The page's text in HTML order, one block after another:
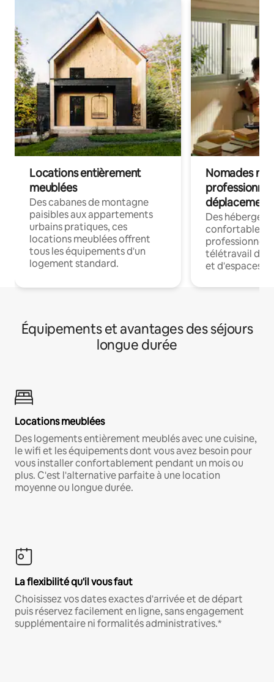
Locations entièrement
meublées
Des cabanes de montagne
paisibles aux appartements
urbains pratiques, ces
locations meublées offrent
tous les équipements d'un
logement standard.
Nomades
déplacement
Des
confortables
professionnels
télétravail
et d'espaces
Équipements et avantages des séjours
longue durée
Locations meublées
Des logements entièrement meublés avec une cuisine,
le wifi et les équipements dont vous avez besoin pour
vous installer confortablement pendant un mois ou
plus. C'est l'alternative parfaite à une location
moyenne ou longue durée.
La flexibilité qu'il vous faut
Choisissez vos dates exactes d'arrivée et de départ
puis réservez facilement en ligne, sans engagement
supplémentaire ni formalités administratives.*